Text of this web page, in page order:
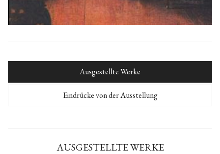
Ausgestellte Werke
Eindrücke von der Ausstellung
AUSGESTELLTE WERKE